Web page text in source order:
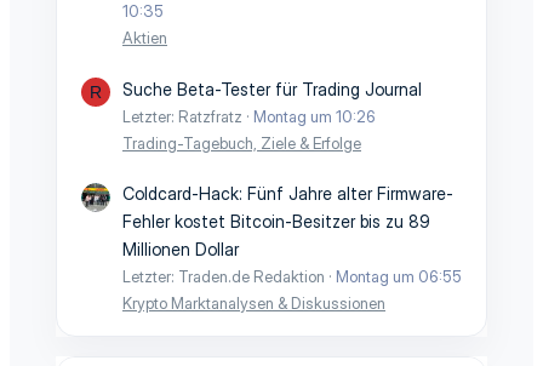
10:35
Aktien
R Suche Beta-Tester für Trading Journal
Letzter: Ratzfratz
Montag um 10:26
Trading-Tagebuch, Ziele & Erfolge
Coldcard-Hack: Fünf Jahre alter Firmware-
Fehler kostet Bitcoin-Besitzer bis zu 89
Millionen Dollar
Letzter: Traden.de Redaktion
Montag um 06:55
Krypto Marktanalysen & Diskussionen